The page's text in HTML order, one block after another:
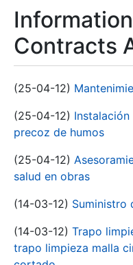
Contracts
(25-04-12)
(25-04-12)
precoz de humos
(25-04-12)
salud en obras
(14-03-12) Suministro
(14-03-12) Trapo
trapo limpieza malla